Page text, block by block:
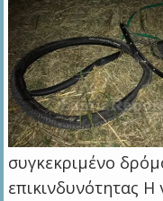
συγκεκριμένο
επικινδυνότητας